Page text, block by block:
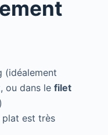
(idéalement
ou dans le filet
plat est très